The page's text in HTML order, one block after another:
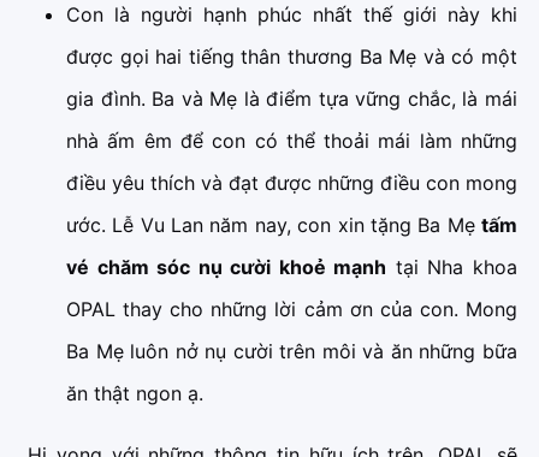
Con là người hạnh phúc nhất thế giới này khi
được gọi hai tiếng thân thương Ba Mẹ và có một
gia đình. Ba và Mẹ là điểm tựa vững chắc, là mái
nhà ấm êm để con có thể thoải mái làm những
điều yêu thích và đạt được những điều con mong
ước. Lễ Vu Lan năm nay, con xin tặng Ba Mẹ tấm
vé chăm sóc nụ cười khoẻ mạnh tại Nha khoa
OPAL thay cho những lời cảm ơn của con. Mong
Ba Mẹ luôn nở nụ cười trên môi và ăn những bữa
ăn thật ngon ạ.